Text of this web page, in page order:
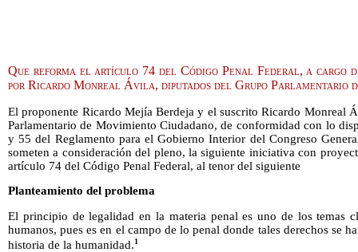
Que reforma el artículo 74 del Código Penal Federal, a cargo
por Ricardo Monreal Ávila, diputados del Grupo Parlamentario
El proponente Ricardo Mejía Berdeja y el suscrito Ricardo Monreal
Parlamentario de Movimiento Ciudadano, de conformidad con lo
y 55 del Reglamento para el Gobierno Interior del Congreso
someten a consideración del pleno, la siguiente iniciativa con
artículo 74 del Código Penal Federal, al tenor del siguiente
Planteamiento del problema
El principio de legalidad en la materia penal es uno de los temas
humanos, pues es en el campo de lo penal donde tales derechos se
historia de la humanidad.1